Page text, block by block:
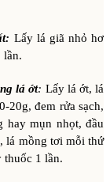
Lấy lá giã nhỏ hơ
lần.
lá ớt: Lấy lá ớt, lá
20g, đem rửa sạch,
hay mụn nhọt, đầu
lá mồng tơi mỗi thứ
thuốc 1 lần.